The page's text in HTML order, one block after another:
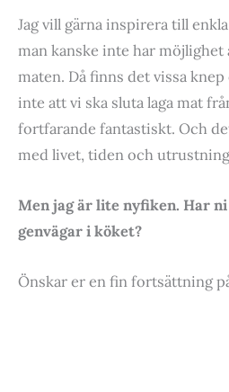
Jag vill gärna inspirera till
man kanske inte har möjlighet
maten. Då finns det vissa
inte att vi ska sluta laga mat
fortfarande fantastiskt. Och
med livet, tiden och
Men jag är lite nyfiken. Har
genvägar i köket?
Önskar er en fin fortsättning